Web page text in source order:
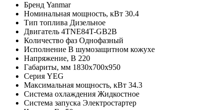
Бренд Yanmar
Номинальная мощность, кВт 30.4
Тип топлива Дизельное
Двигатель 4TNE84T-GB2B
Количество фаз Однофазный
Исполнение В шумозащитном кожухе
Напряжение, В 220
Габариты, мм 1830х700х950
Серия YEG
Максимальная мощность, кВт 34.3
Система охлаждения Жидкостное
Система запуска Электростартер